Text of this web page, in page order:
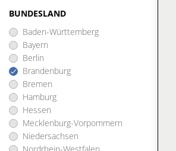
BUNDESLAND
Baden-Württemberg
Bayern
Berlin
Brandenburg
Bremen
Hamburg
Hessen
Mecklenburg-Vorpommern
Niedersachsen